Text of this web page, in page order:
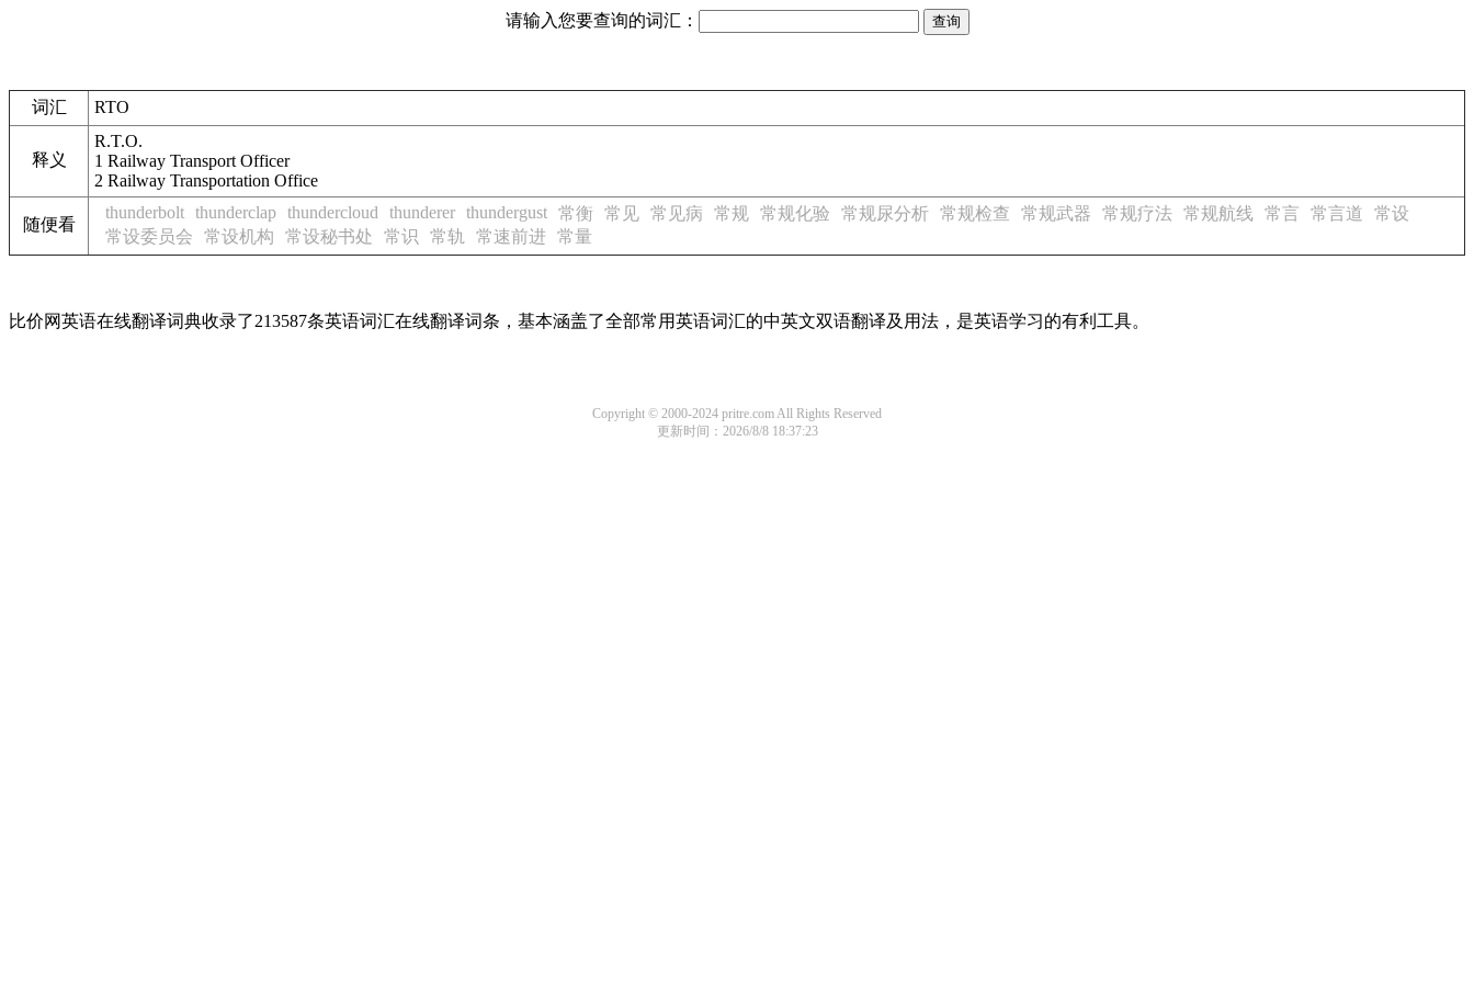
请输入您要查询的词汇：
词汇 RTO
释义
R.T.O.
1 Railway Transport Officer
2 Railway Transportation Office
随便看
thunderbolt thunderclap thundercloud thunderer thundergust 常衡 常见 常见病 常规 常规化验 常规尿分析 常规检查 常规武器 常规疗法 常规航线 常言 常言道
常设
常设委员会
常设机构 常设秘书处 常识 常轨 常速前进 常量
比价网英语在线翻译词典收录了213587条英语词汇在线翻译词条，基本涵盖了全部常用英语词汇的中英文双语翻译及用法，是英语学习的有利工具。
Copyright © 2000-2024 pritre.com All Rights Reserved
更新时间：2026/8/8 18:37:23